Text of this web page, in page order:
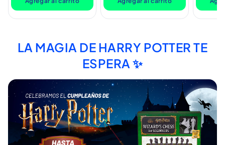
LA MAGIA DE HARRY POTTER TE
ESPERA ✨